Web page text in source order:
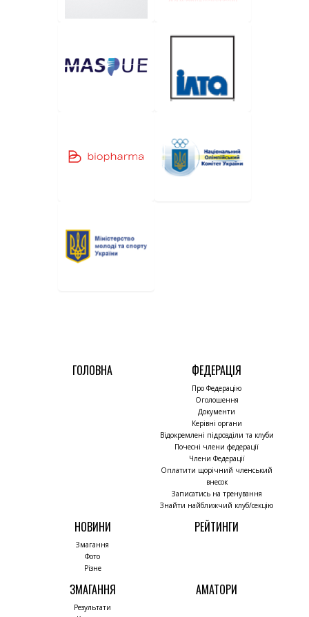
ГОЛОВНА ФЕДЕРАЦІЯ
Про Федерацію
Оголошення
Документи
Керівні органи
Відокремлені підрозділи та клуби
Почесні члени федерації
Члени Федерації
Оплатити щорічний членський
внесок
Записатись на тренування
Знайти найближчий клуб/секцію
НОВИНИ
Змагання
Фото
Різне
РЕЙТИНГИ
ЗМАГАННЯ
Результати
АМАТОРИ